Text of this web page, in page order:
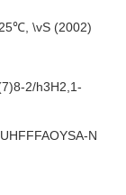
\vS (2002)
2/h3H2,1-
N